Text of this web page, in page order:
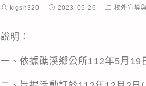
Post
author:
klgsh320
Post
published:
2023-05-26
Post
category:
校外宣導
說明：
一、依據礁溪鄉公所112年5月19